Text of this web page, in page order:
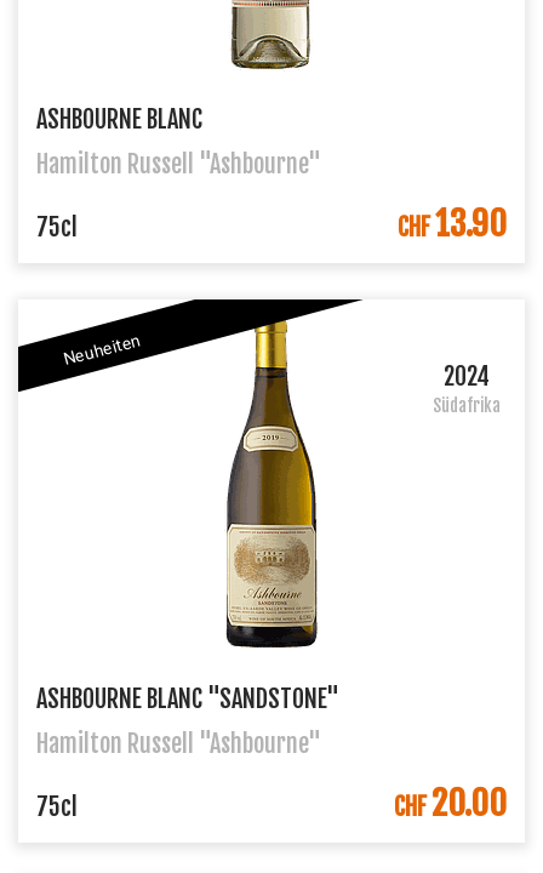
ASHBOURNE BLANC
Hamilton Russell "Ashbourne"
IN DEN WARENKORB
75cl CHF13.90
Neuheiten
2024
Südafrika
ASHBOURNE BLANC "SANDSTONE"
Hamilton Russell "Ashbourne"
IN DEN WARENKORB
75cl CHF20.00